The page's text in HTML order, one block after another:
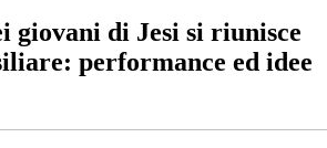
giovani di Jesi si riunisce
performance ed idee